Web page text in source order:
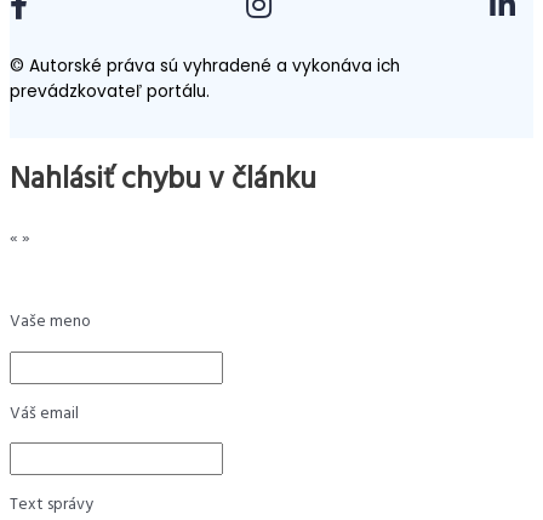
© Autorské práva sú vyhradené a vykonáva ich
prevádzkovateľ portálu.
Nahlásiť chybu v článku
«»
Vaše meno
Váš email
Text správy